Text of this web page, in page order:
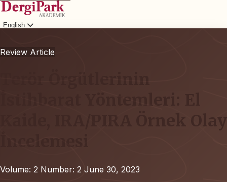
English
Review Article
Terör Örgütlerinin
İstihbarat Yöntemleri: El
Kaide, IRA/PIRA Örnek Olay
Volume: 2 Number: 2 June 30, 2023